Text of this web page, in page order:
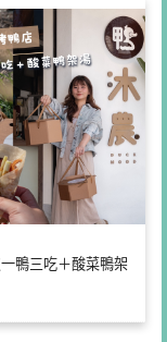
鴨三吃＋酸菜鴨架